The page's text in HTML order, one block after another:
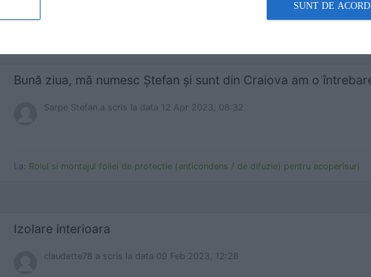
La:Cele mai frecvente greşeli făcute de montatorii de acoperişuri – partea 1
Sarpe Stefan a scris la data 12 Apr 2023, 08:32
La: Rolul si montajul foliei de protectie (anticondens / de difuzie) pentru acoperisuri
Izolare interioara
claudette78 a scris la data 09 Feb 2023, 12:28
SUNT DE ACORD